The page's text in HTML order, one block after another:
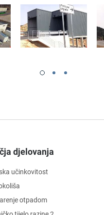
djelovanja
učinkovitost
otpadom